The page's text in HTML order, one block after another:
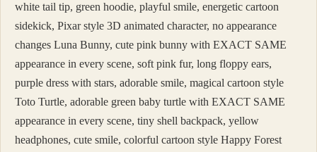
white tail tip, green hoodie, playful smile, energetic cartoon
sidekick, Pixar style 3D animated character, no appearance
changes Luna Bunny, cute pink bunny with EXACT SAME
appearance in every scene, soft pink fur, long floppy ears,
purple dress with stars, adorable smile, magical cartoon style
Toto Turtle, adorable green baby turtle with EXACT SAME
appearance in every scene, tiny shell backpack, yellow
headphones, cute smile, colorful cartoon style Happy Forest